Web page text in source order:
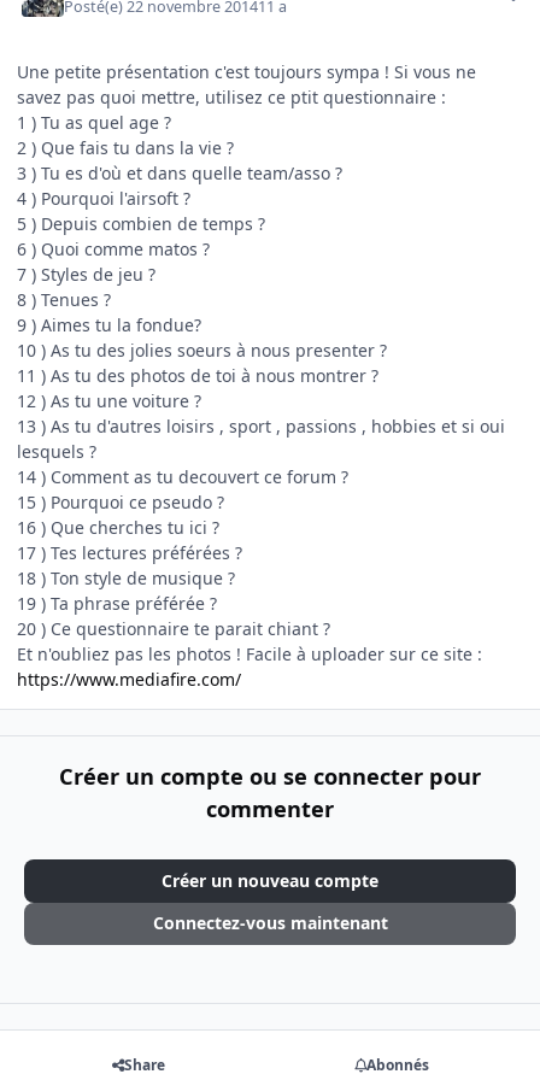
Posté(e)22 novembre 201411 a
Une petite présentation c'est toujours sympa ! Si vous ne
savez pas quoi mettre, utilisez ce ptit questionnaire :
1 ) Tu as quel age ?
2 ) Que fais tu dans la vie ?
3 ) Tu es d'où et dans quelle team/asso ?
4 ) Pourquoi l'airsoft ?
5 ) Depuis combien de temps ?
6 ) Quoi comme matos ?
7 ) Styles de jeu ?
8 ) Tenues ?
9 ) Aimes tu la fondue?
10 ) As tu des jolies soeurs à nous presenter ?
11 ) As tu des photos de toi à nous montrer ?
12 ) As tu une voiture ?
13 ) As tu d'autres loisirs , sport , passions , hobbies et si oui
lesquels ?
14 ) Comment as tu decouvert ce forum ?
15 ) Pourquoi ce pseudo ?
16 ) Que cherches tu ici ?
17 ) Tes lectures préférées ?
18 ) Ton style de musique ?
19 ) Ta phrase préférée ?
20 ) Ce questionnaire te parait chiant ?
Et n'oubliez pas les photos ! Facile à uploader sur ce site :
https://www.mediafire.com/
Créer un compte ou se connecter pour
commenter
Créer un nouveau compte
Connectez-vous maintenant
Share Abonnés